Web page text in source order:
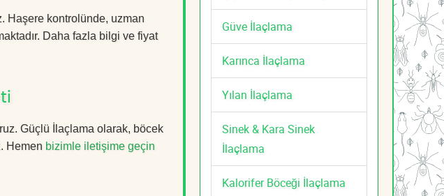
Haşere kontrolünde, uzman
Daha fazla bilgi ve fiyat
Güçlü İlaçlama olarak, böcek
Hemen bizimle iletişime geçin
Güve İlaçlama
Karınca İlaçlama
Yılan İlaçlama
Sinek & Kara Sinek
İlaçlama
Kalorifer Böceği İlaçlama